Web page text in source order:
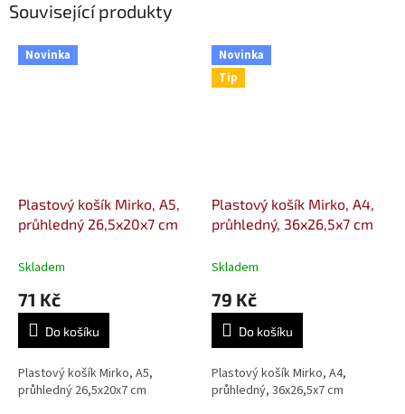
Související produkty
Novinka
Plastový košík Mirko, A5,
průhledný 26,5x20x7 cm
Skladem
71 Kč
Do košíku
Plastový košík Mirko, A5,
průhledný 26,5x20x7 cm
Novinka
Tip
Plastový košík Mirko, A4,
průhledný, 36x26,5x7 cm
Skladem
79 Kč
Do košíku
Plastový košík Mirko, A4,
průhledný, 36x26,5x7 cm